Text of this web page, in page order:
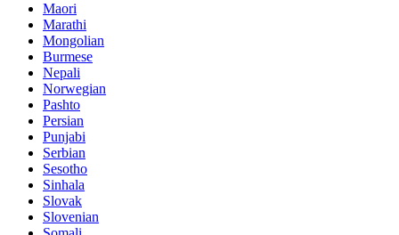
Maori
Marathi
Mongolian
Burmese
Nepali
Norwegian
Pashto
Persian
Punjabi
Serbian
Sesotho
Sinhala
Slovak
Slovenian